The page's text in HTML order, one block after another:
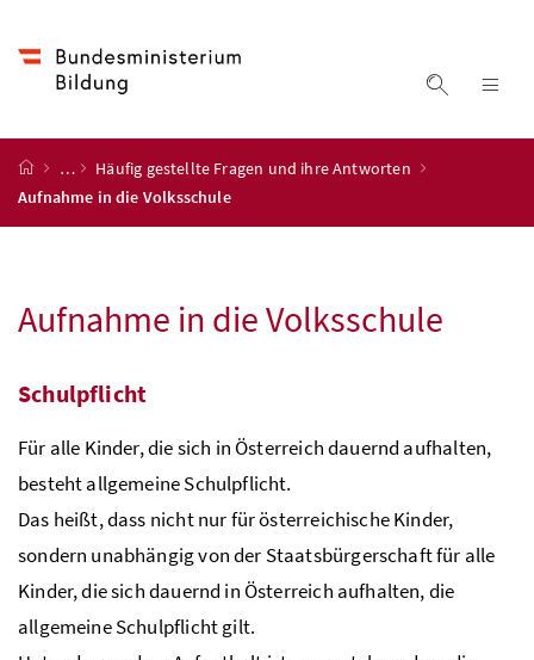
Suche
Startseite
…
Häufig gestellte Fragen und ihre Antworten
Aufnahme in die Volksschule
Aufnahme in die Volksschule
Schulpflicht
Für alle Kinder, die sich in Österreich dauernd aufhalten,
besteht allgemeine Schulpflicht.
Das heißt, dass nicht nur für österreichische Kinder,
sondern unabhängig von der Staatsbürgerschaft für alle
Kinder, die sich dauernd in Österreich aufhalten, die
allgemeine Schulpflicht gilt.